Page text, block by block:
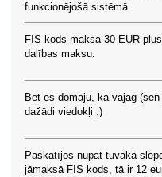
funkcionējošā sistēmā
FIS kods maksa 30 EUR
dalības maksu.
Bet es domāju, ka vajag
dažādi viedokļi :)
Paskatījos nupat tuvākā
jāmaksā FIS kods, tā ir 12